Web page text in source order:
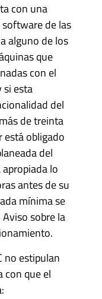
con una
de las
alguno de los
que
con el
si esta
del
de treinta
obligado
del
lo
antes de su
mínima se
sobre la
no estipulan
con que el